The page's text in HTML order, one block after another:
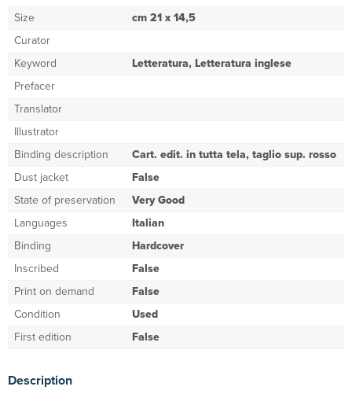
Size
cm 21 x 14,5
Curator
Keyword
Letteratura, Letteratura inglese
Prefacer
Translator
Illustrator
Binding description
Cart. edit. in tutta tela, taglio sup. rosso
Dust jacket
False
State of preservation
Very Good
Languages
Italian
Binding
Hardcover
Inscribed
False
Print on demand
False
Condition
Used
First edition
False
Description